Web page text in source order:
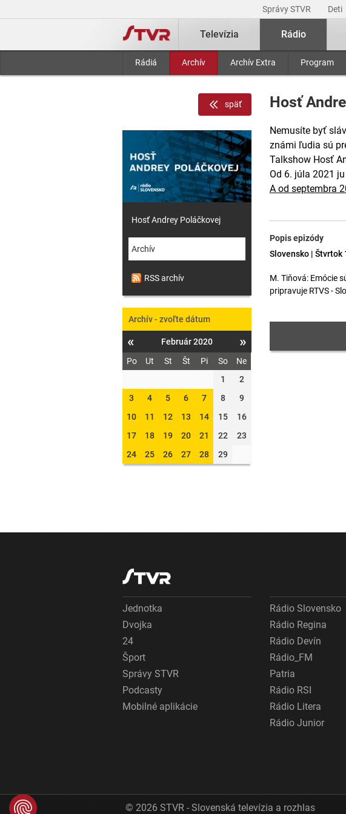
Správy STVR Deti
Televízia Rádio
Rádiá Archív Archív Extra Program
Hosť
Nemusíte byť
známi ľudia sú
Talkshow Hosť
Od 6. júla 2021
A od septembra
Popis epizódy
Slovensko | Štvrtok
M. Tiňová: Emócie
pripravuje RTVS -
späť
Hosť Andrey Poláčkovej
Archív
RSS archív
Archív - zvoľte dátum
« Február 2020 »
Po Ut St Št Pi So
Ne
1
2
3
4 5 6 7 8
9
10
11 12 13 14 15
16
17
18 19 20 21 22
23
24
25 26 27 28 29
Jednotka
Dvojka
24
Šport
Správy STVR
Podcasty
Mobilné aplikácie
Rádio Slovensko
Rádio Regina
Rádio Devín
Rádio_FM
Patria
Rádio RSI
Rádio Litera
Rádio Junior
© 2026 STVR - Slovenská televízia a rozhlas